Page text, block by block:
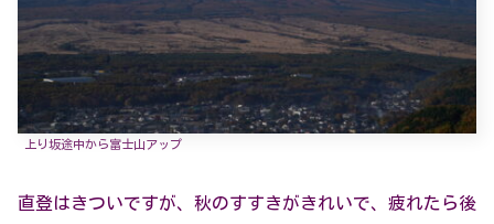
上り坂途中から富士山アップ
直登はきついですが、秋のすすきがきれいで、疲れたら後